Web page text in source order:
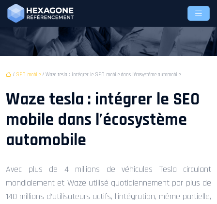
/ SEO mobile / Waze tesla : intégrer le SEO mobile dans l’écosystème automobile
Waze tesla : intégrer le SEO
mobile dans l’écosystème
automobile
Avec plus de 4 millions de véhicules Tesla circulant
mondialement et Waze utilisé quotidiennement par plus de
140 millions d’utilisateurs actifs, l’intégration, même partielle,